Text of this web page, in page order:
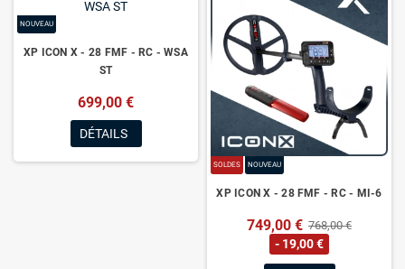
NOUVEAU
XP ICON X - 28 FMF - RC - WSA
ST
699,00 €
DÉTAILS
SOLDES NOUVEAU
XP ICON X - 28 FMF - RC - MI-6
749,00 € 768,00 €
- 19,00 €